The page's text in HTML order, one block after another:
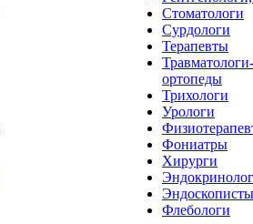
Стоматологи
Сурдологи
Терапевты
Травматологи-
ортопеды
Трихологи
Урологи
Фониатры
Хирурги
Эндоскописты
Флебологи